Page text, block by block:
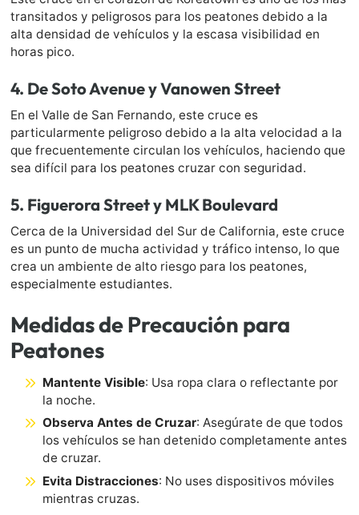
transitados y peligrosos para los peatones debido a la
alta densidad de vehículos y la escasa visibilidad en
horas pico.
4. De Soto Avenue y Vanowen Street
En el Valle de San Fernando, este cruce es
particularmente peligroso debido a la alta velocidad a la
que frecuentemente circulan los vehículos, haciendo que
sea difícil para los peatones cruzar con seguridad.
5. Figuerora Street y MLK Boulevard
Cerca de la Universidad del Sur de California, este cruce
es un punto de mucha actividad y tráfico intenso, lo que
crea un ambiente de alto riesgo para los peatones,
especialmente estudiantes.
Medidas de Precaución para
Peatones
Mantente Visible: Usa ropa clara o reflectante por
la noche.
Observa Antes de Cruzar: Asegúrate de que todos
los vehículos se han detenido completamente antes
de cruzar.
Evita Distracciones: No uses dispositivos móviles
mientras cruzas.